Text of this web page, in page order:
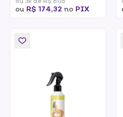
ou R$ 174,32 no PIX